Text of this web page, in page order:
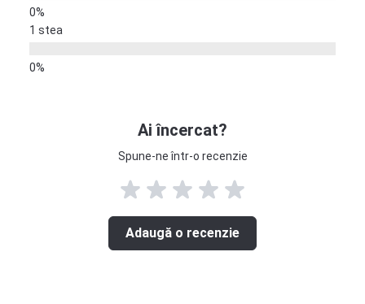
1 stea
Ai încercat?
Spune-ne într-o recenzie
Adaugă o recenzie